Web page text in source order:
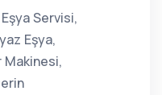
Servisi,
Eşya,
Makinesi,